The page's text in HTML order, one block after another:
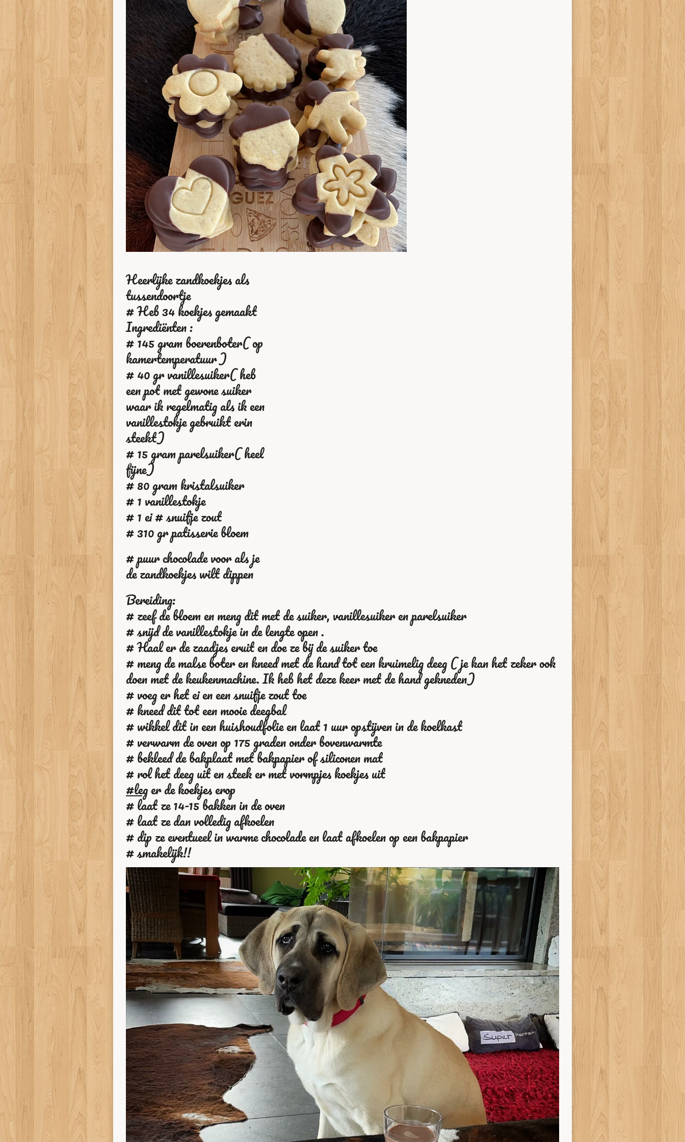
Heerlijke zandkoekjes als
tussendoortje
# Heb 34 koekjes gemaakt
Ingrediënten :
# 145 gram boerenboter( op
kamertemperatuur )
# 40 gr vanillesuiker( heb
een pot met gewone suiker
waar ik regelmatig als ik een
vanillestokje gebruikt erin
steekt)
# 15 gram parelsuiker( heel
fijne)
# 80 gram kristalsuiker
# 1 vanillestokje
# 1 ei # snuifje zout
# 310 gr patisserie bloem
# puur chocolade voor als je
de zandkoekjes wilt dippen
Bereiding:
# zeef de bloem en meng dit met de suiker, vanillesuiker en parelsuiker
# snijd de vanillestokje in de lengte open .
# Haal er de zaadjes eruit en doe ze bij de suiker toe
# meng de malse boter en kneed met de hand tot een kruimelig deeg ( je kan het zeker ook
doen met de keukenmachine. Ik heb het deze keer met de hand gekneden)
# voeg er het ei en een snuifje zout toe
# kneed dit tot een mooie deegbal
# wikkel dit in een huishoudfolie en laat 1 uur opstijven in de koelkast
# verwarm de oven op 175 graden onder bovenwarmte
# bekleed de bakplaat met bakpapier of siliconen mat
# rol het deeg uit en steek er met vormpjes koekjes uit
#leger de koekjes erop
# laat ze 14-15 bakken in de oven
# laat ze dan volledig afkoelen
# dip ze eventueel in warme chocolade en laat afkoelen op een bakpapier
# smakelijk!!